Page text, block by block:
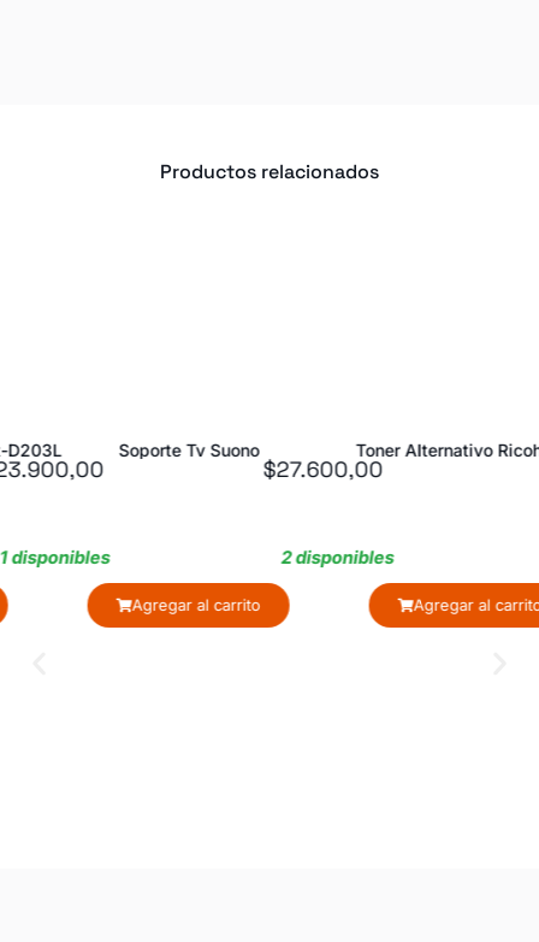
Productos relacionados
Suono
carrito
Toner Alternativo Ricoh 3710
$27.600,00
2 disponibles
Agregar al carrito
Toner
$8.500,00
169 disponibles